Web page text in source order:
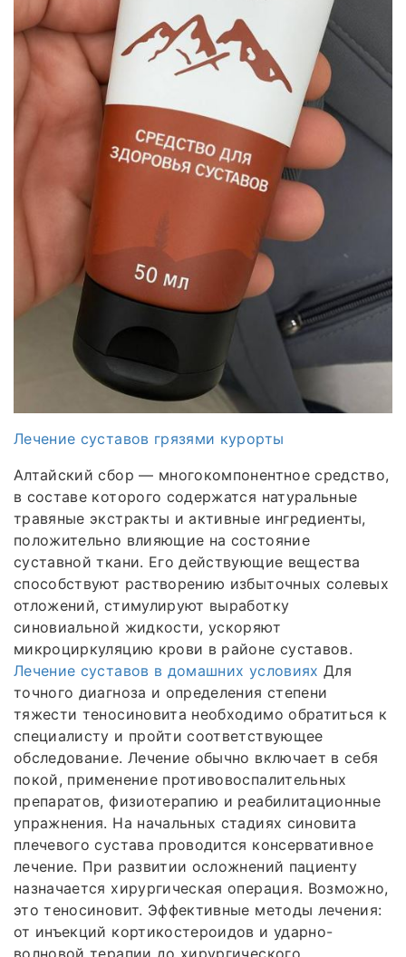
Лечение суставов грязями курорты
Алтайский сбор — многокомпонентное средство,
в составе которого содержатся натуральные
травяные экстракты и активные ингредиенты,
положительно влияющие на состояние
суставной ткани. Его действующие вещества
способствуют растворению избыточных солевых
отложений, стимулируют выработку
синовиальной жидкости, ускоряют
микроциркуляцию крови в районе суставов.
Лечение суставов в домашних условиях Для
точного диагноза и определения степени
тяжести теносиновита необходимо обратиться к
специалисту и пройти соответствующее
обследование. Лечение обычно включает в себя
покой, применение противовоспалительных
препаратов, физиотерапию и реабилитационные
упражнения. На начальных стадиях синовита
плечевого сустава проводится консервативное
лечение. При развитии осложнений пациенту
назначается хирургическая операция. Возможно,
это теносиновит. Эффективные методы лечения:
от инъекций кортикостероидов и ударно-